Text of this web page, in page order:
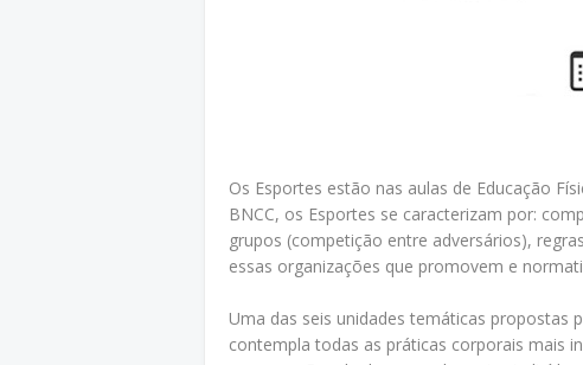
Os Esportes estão nas aulas de Educação
BNCC, os Esportes se caracterizam por:
grupos (competição entre adversários),
essas organizações que promovem e
Uma das seis unidades temáticas propostas
contempla todas as práticas corporais mais